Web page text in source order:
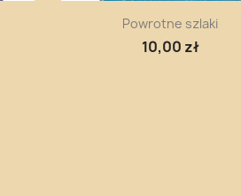
Szybki podgląd
Powrotne szlaki
10,00 zł